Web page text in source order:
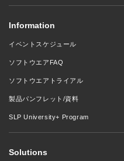
Information
イベントスケジュール
ソフトウエアFAQ
ソフトウエアトライアル
製品パンフレット/資料
SLP University+ Program
Solutions